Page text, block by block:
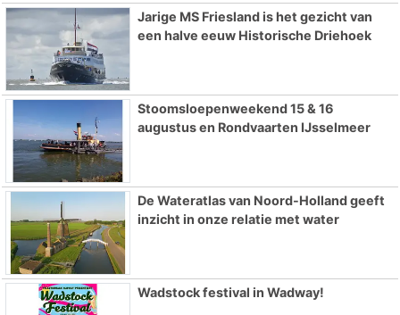
Jarige MS Friesland is het gezicht van
een halve eeuw Historische Driehoek
Stoomsloepenweekend 15 & 16
augustus en Rondvaarten IJsselmeer
De Wateratlas van Noord-Holland geeft
inzicht in onze relatie met water
Wadstock festival in Wadway!